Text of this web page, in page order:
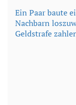
Ein Paar baute
Nachbarn
Geldstrafe